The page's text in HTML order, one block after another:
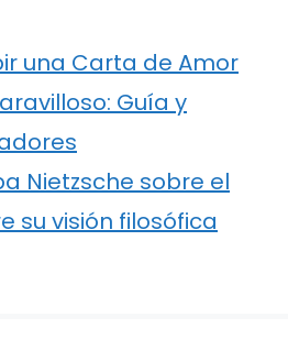
una Carta de Amor
Guía y
Nietzsche sobre el
su visión filosófica